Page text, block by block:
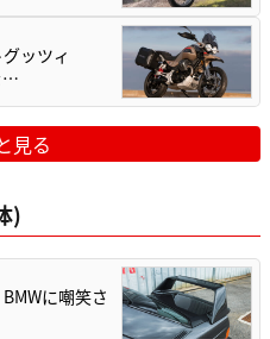
ッツィ
…
見る
)
に嘲笑さ